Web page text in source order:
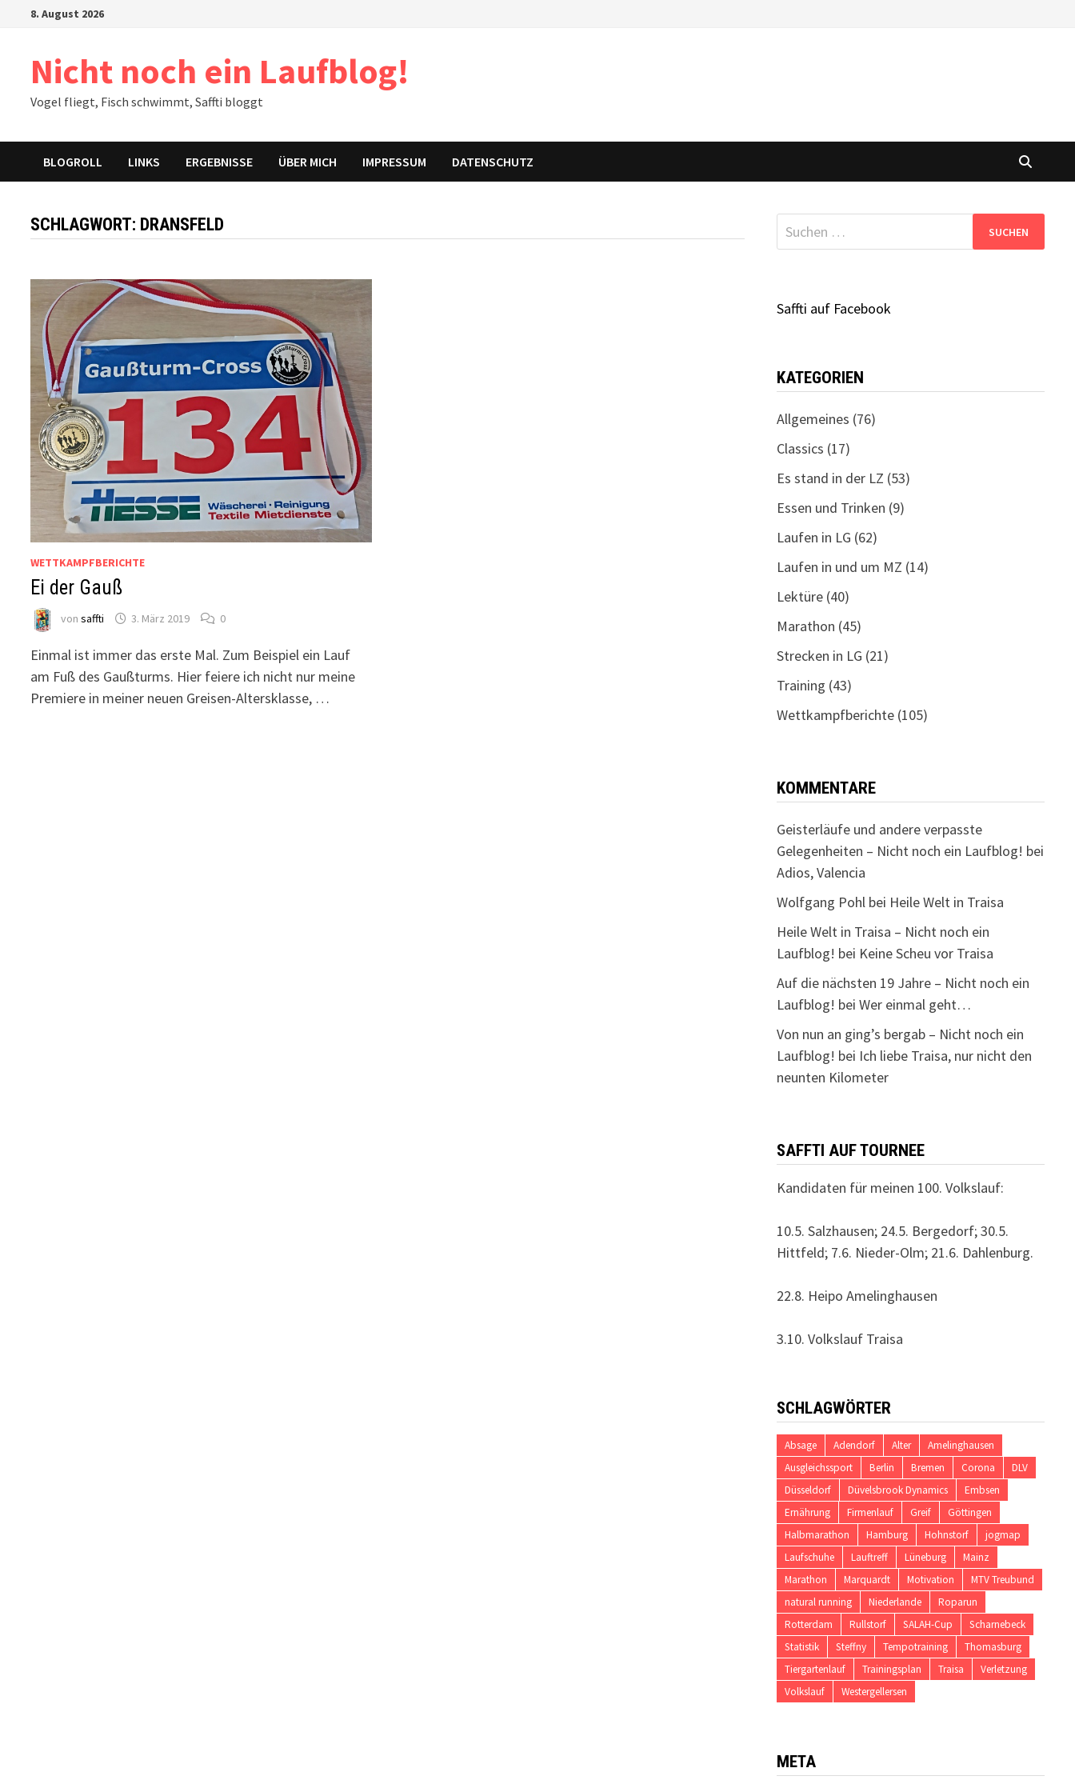
8. August 2026
Nicht noch ein Laufblog!
Vogel fliegt, Fisch schwimmt, Saffti bloggt
BLOGROLL LINKS ERGEBNISSE ÜBER MICH IMPRESSUM DATENSCHUTZ
SCHLAGWORT: DRANSFELD
WETTKAMPFBERICHTE
Ei der Gauß
vonsaffti 3. März 2019 0
Einmal ist immer das erste Mal. Zum Beispiel ein Lauf
am Fuß des Gaußturms. Hier feiere ich nicht nur meine
Premiere in meiner neuen Greisen-Altersklasse, …
Suchen
nach:
Saffti auf Facebook
KATEGORIEN
Allgemeines (76)
Classics (17)
Es stand in der LZ (53)
Essen und Trinken (9)
Laufen in LG (62)
Laufen in und um MZ (14)
Lektüre(40)
Marathon (45)
Strecken in LG (21)
Training (43)
Wettkampfberichte(105)
KOMMENTARE
Geisterläufe und andere verpasste
Gelegenheiten – Nicht noch ein Laufblog! bei
Adios, Valencia
Wolfgang Pohlbei Heile Welt in Traisa
Heile Welt in Traisa – Nicht noch ein
Laufblog! bei Keine Scheu vor Traisa
Auf die nächsten 19 Jahre – Nicht noch ein
Laufblog! bei Wer einmal geht…
Von nun an ging’s bergab – Nicht noch ein
Laufblog! bei Ich liebe Traisa, nur nicht den
neunten Kilometer
SAFFTI AUF TOURNEE
Kandidaten für meinen 100. Volkslauf:
10.5. Salzhausen; 24.5. Bergedorf; 30.5.
Hittfeld; 7.6. Nieder-Olm; 21.6. Dahlenburg.
22.8. Heipo Amelinghausen
3.10. Volkslauf Traisa
SCHLAGWÖRTER
Absage Adendorf Alter
Amelinghausen
Ausgleichssport
Berlin Bremen Corona
DLV
Düsseldorf
Düvelsbrook Dynamics
Embsen
Ernährung
Firmenlauf Greif
Göttingen
Halbmarathon
Hamburg Hohnstorf
jogmap
Laufschuhe
Lauftreff Lüneburg
Mainz
Marathon
Marquardt Motivation
MTV Treubund
natural running
Niederlande
Roparun
Rotterdam
Rullstorf SALAH-Cup
Scharnebeck
Statistik
Steffny Tempotraining
Thomasburg
Tiergartenlauf
Trainingsplan Traisa
Verletzung
Volkslauf
Westergellersen
META